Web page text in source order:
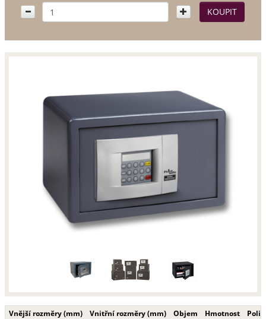
Vnější rozměry (mm) Vnitřní rozměry (mm) Objem Hmotnost